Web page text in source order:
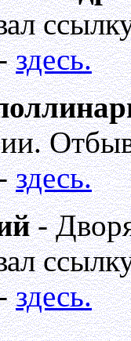
здесь.
здесь.
-
здесь.